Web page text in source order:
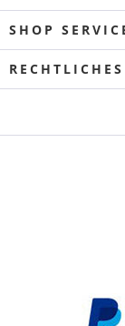
SHOP
RECHTLICHES